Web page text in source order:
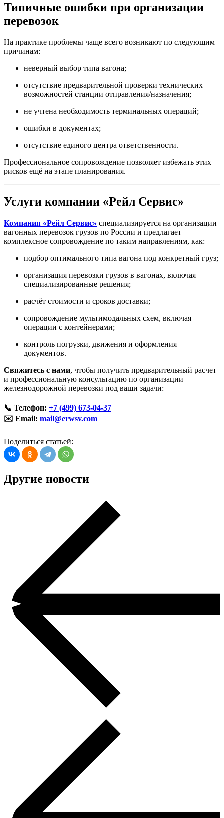
Типичные ошибки при организации
перевозок
На практике проблемы чаще всего возникают по следующим
причинам:
неверный выбор типа вагона;
отсутствие предварительной проверки технических
возможностей станции отправления/назначения;
не учтена необходимость терминальных операций;
ошибки в документах;
отсутствие единого центра ответственности.
Профессиональное сопровождение позволяет избежать этих
рисков ещё на этапе планирования.
Услуги компании «Рейл Сервис»
Компания «Рейл Сервис» специализируется на организации
вагонных перевозок грузов по России и предлагает
комплексное сопровождение по таким направлениям, как:
подбор оптимального типа вагона под конкретный груз;
организация перевозки грузов в вагонах, включая
специализированные решения;
расчёт стоимости и сроков доставки;
сопровождение мультимодальных схем, включая
операции с контейнерами;
контроль погрузки, движения и оформления
документов.
Свяжитесь с нами, чтобы получить предварительный расчет
и профессиональную консультацию по организации
железнодорожной перевозки под ваши задачи:
📞 Телефон: +7 (499) 673-04-37
✉️ Email: mail@erwsv.com
Поделиться статьей:
Другие новости